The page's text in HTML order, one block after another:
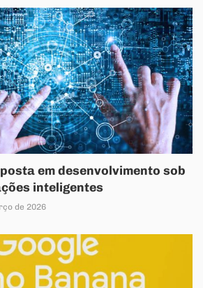
em desenvolvimento sob
inteligentes
de 2026